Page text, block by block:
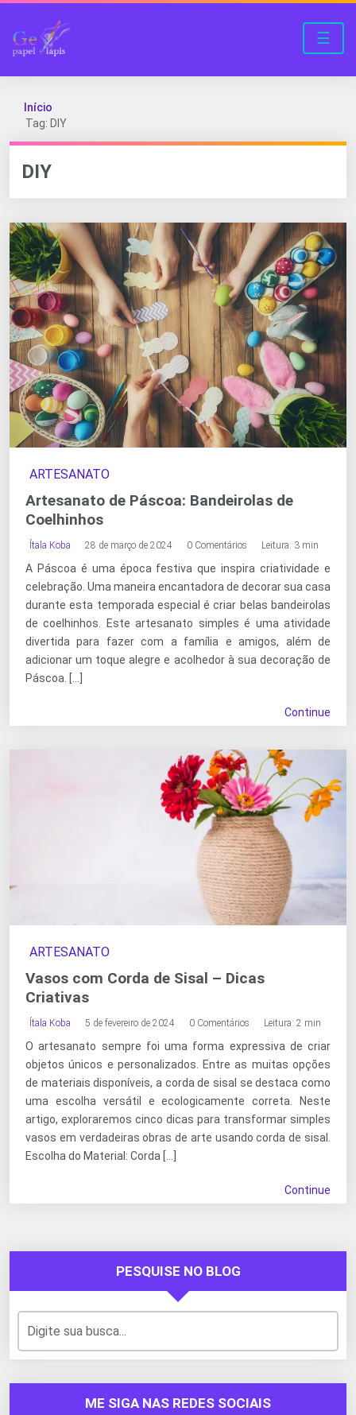
☰
Início
Tag: DIY
DIY
ARTESANATO
Artesanato de Páscoa: Bandeirolas de
Coelhinhos
Ítala Koba 28 de março de 2024 0 Comentários Leitura: 3 min
A Páscoa é uma época festiva que inspira criatividade e
celebração. Uma maneira encantadora de decorar sua casa
durante esta temporada especial é criar belas bandeirolas
de coelhinhos. Este artesanato simples é uma atividade
divertida para fazer com a família e amigos, além de
adicionar um toque alegre e acolhedor à sua decoração de
Páscoa. […]
Continue
ARTESANATO
Vasos com Corda de Sisal – Dicas
Criativas
Ítala Koba 5 de fevereiro de 2024 0 Comentários Leitura: 2 min
O artesanato sempre foi uma forma expressiva de criar
objetos únicos e personalizados. Entre as muitas opções
de materiais disponíveis, a corda de sisal se destaca como
uma escolha versátil e ecologicamente correta. Neste
artigo, exploraremos cinco dicas para transformar simples
vasos em verdadeiras obras de arte usando corda de sisal.
Escolha do Material: Corda […]
Continue
PESQUISE NO BLOG
ME SIGA NAS REDES SOCIAIS